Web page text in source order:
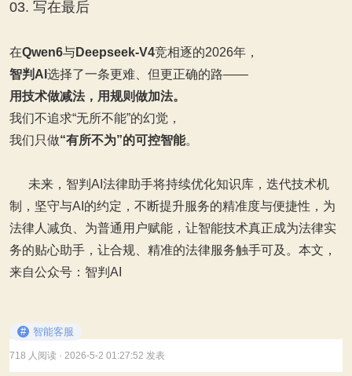
03. 写在最后
在Qwen6与Deepseek‑V4竞相逐的2026年，
智判AI 选择了一条更难、但更正确的路——
用技术做减法，用规则做加法。
我们不追求“无所不能”的幻觉，
我们只做“有所不为”的可控智能。
未来，智判AI法律助手将持续优化知识库，迭代技术机
制，坚守与AI的约定，不断提升服务的精准度与便捷性，为
法律人减负、为普通用户赋能，让智能技术真正成为法律实
务的贴心助手，让合规、精准的法律服务触手可及。本文，
来自公众号：智判AI
# 智能客服
718 人阅读 · 2026-5-2 01:27:52 发表